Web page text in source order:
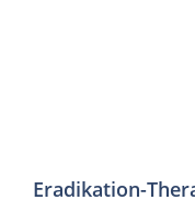
Eradikation-